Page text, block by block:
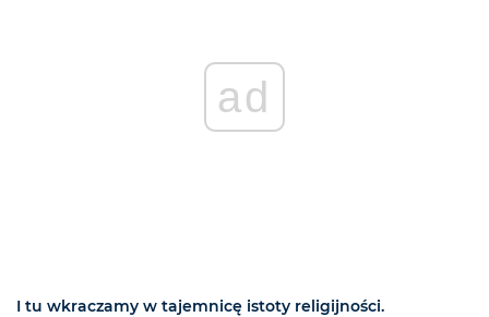
ad
I tu wkraczamy w tajemnicę istoty religijności.